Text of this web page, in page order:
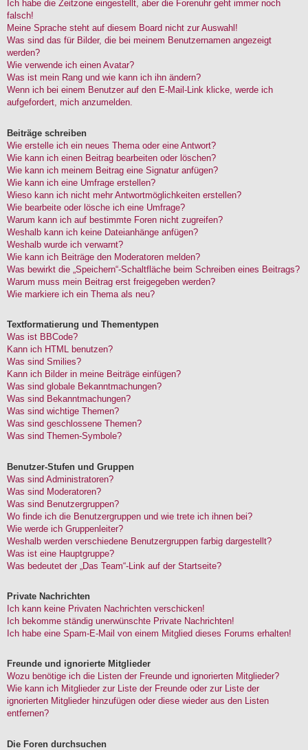
Ich habe die Zeitzone eingestellt, aber die Forenuhr geht immer noch
falsch!
Meine Sprache steht auf diesem Board nicht zur Auswahl!
Was sind das für Bilder, die bei meinem Benutzernamen angezeigt
werden?
Wie verwende ich einen Avatar?
Was ist mein Rang und wie kann ich ihn ändern?
Wenn ich bei einem Benutzer auf den E-Mail-Link klicke, werde ich
aufgefordert, mich anzumelden.
Beiträge schreiben
Wie erstelle ich ein neues Thema oder eine Antwort?
Wie kann ich einen Beitrag bearbeiten oder löschen?
Wie kann ich meinem Beitrag eine Signatur anfügen?
Wie kann ich eine Umfrage erstellen?
Wieso kann ich nicht mehr Antwortmöglichkeiten erstellen?
Wie bearbeite oder lösche ich eine Umfrage?
Warum kann ich auf bestimmte Foren nicht zugreifen?
Weshalb kann ich keine Dateianhänge anfügen?
Weshalb wurde ich verwarnt?
Wie kann ich Beiträge den Moderatoren melden?
Was bewirkt die „Speichern“-Schaltfläche beim Schreiben eines Beitrags?
Warum muss mein Beitrag erst freigegeben werden?
Wie markiere ich ein Thema als neu?
Textformatierung und Thementypen
Was ist BBCode?
Kann ich HTML benutzen?
Was sind Smilies?
Kann ich Bilder in meine Beiträge einfügen?
Was sind globale Bekanntmachungen?
Was sind Bekanntmachungen?
Was sind wichtige Themen?
Was sind geschlossene Themen?
Was sind Themen-Symbole?
Benutzer-Stufen und Gruppen
Was sind Administratoren?
Was sind Moderatoren?
Was sind Benutzergruppen?
Wo finde ich die Benutzergruppen und wie trete ich ihnen bei?
Wie werde ich Gruppenleiter?
Weshalb werden verschiedene Benutzergruppen farbig dargestellt?
Was ist eine Hauptgruppe?
Was bedeutet der „Das Team“-Link auf der Startseite?
Private Nachrichten
Ich kann keine Privaten Nachrichten verschicken!
Ich bekomme ständig unerwünschte Private Nachrichten!
Ich habe eine Spam-E-Mail von einem Mitglied dieses Forums erhalten!
Freunde und ignorierte Mitglieder
Wozu benötige ich die Listen der Freunde und ignorierten Mitglieder?
Wie kann ich Mitglieder zur Liste der Freunde oder zur Liste der
ignorierten Mitglieder hinzufügen oder diese wieder aus den Listen
entfernen?
Die Foren durchsuchen